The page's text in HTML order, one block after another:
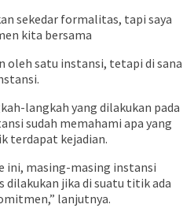
sekedar formalitas, tapi saya
kita bersama
oleh satu instansi, tetapi di sana
langkah yang dilakukan pada
sudah memahami apa yang
terdapat kejadian.
ini, masing-masing instansi
dilakukan jika di suatu titik ada
lanjutnya.